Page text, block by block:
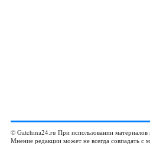
© Gatchina24.ru При использовании материалов
Мнение редакции может не всегда совпадать с